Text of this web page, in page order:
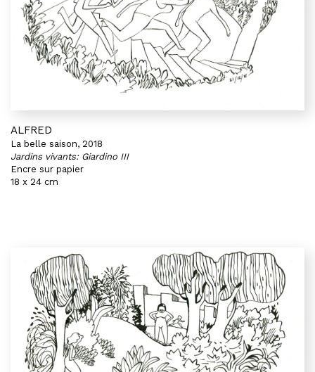
ALFRED
La belle saison, 2018
Jardins vivants: Giardino III
Encre sur papier
18 x 24 cm